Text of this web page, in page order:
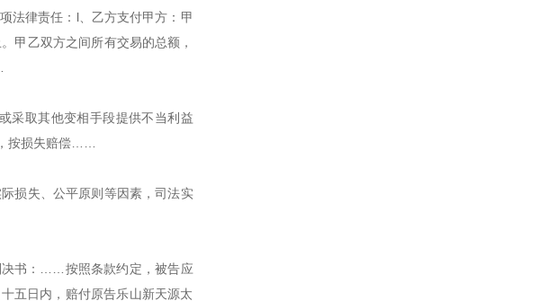
法律责任：l、乙方支付甲方：甲
甲乙双方之间所有交易的总额，
采取其他变相手段提供不当利益
按损失赔偿……
损失、公平原则等因素，司法实
决书：……按照条款约定，被告应
五日内，赔付原告乐山新天源太